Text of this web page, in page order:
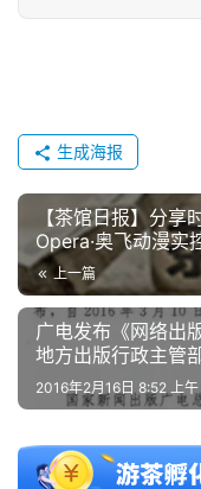
上
海
站
中
文
国
生成海报
【茶馆日报】分享
Opera·奥飞动漫实
上一篇
广电发布《网络出
地方出版行政主管
2016年2月16日 8:52 上午